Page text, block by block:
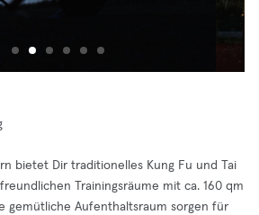
bietet Dir traditionelles Kung Fu und Tai
Trainingsräume mit ca. 160 qm
gemütliche Aufenthaltsraum sorgen für